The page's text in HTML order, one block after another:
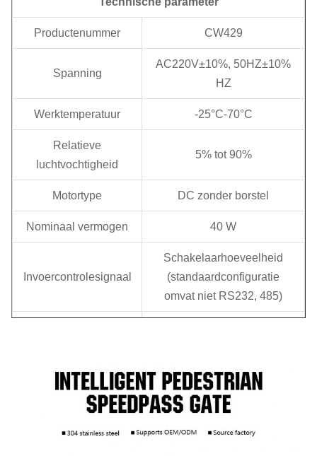
Productenummer CW429
Spanning
AC220V±10%, 50HZ±10%
HZ
Werktemperatuur -25°C-70°C
Relatieve
luchtvochtigheid
5% tot 90%
Motortype DC zonder borstel
Nominaal vermogen 40 W
Invoercontrolesignaal
Schakelaarhoeveelheid
(standaardconfiguratie
omvat niet RS232, 485)
Aantal probleemloze
tests
4 miljoen keer
Gemiddelde